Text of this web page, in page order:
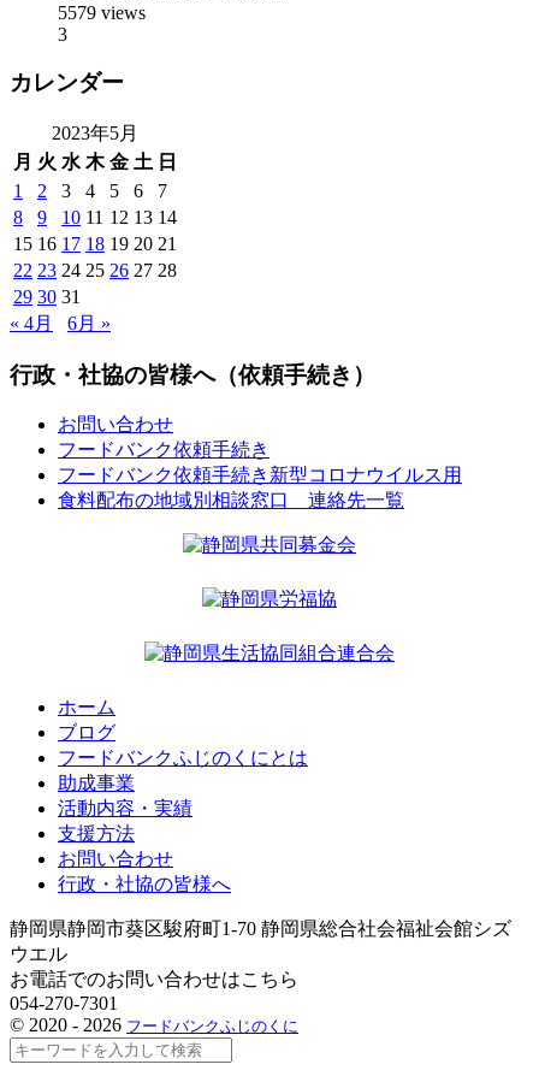
5579 views
3
カレンダー
2023年5月
月 火 水 木 金 土 日
1
2 3 4 5 6
7
8
9 10 11 12 13 14
15 16 17 18 19 20 21
22 23 24 25 26 27 28
29 30 31
« 4月
6月 »
行政・社協の皆様へ（依頼手続き）
お問い合わせ
フードバンク依頼手続き
フードバンク依頼手続き新型コロナウイルス用
食料配布の地域別相談窓口 連絡先一覧
ホーム
ブログ
フードバンクふじのくにとは
助成事業
活動内容・実績
支援方法
お問い合わせ
行政・社協の皆様へ
静岡県静岡市葵区駿府町1-70 静岡県総合社会福祉会館シズ
ウエル
お電話でのお問い合わせはこちら
054-270-7301
© 2020 - 2026 フードバンクふじのくに
検